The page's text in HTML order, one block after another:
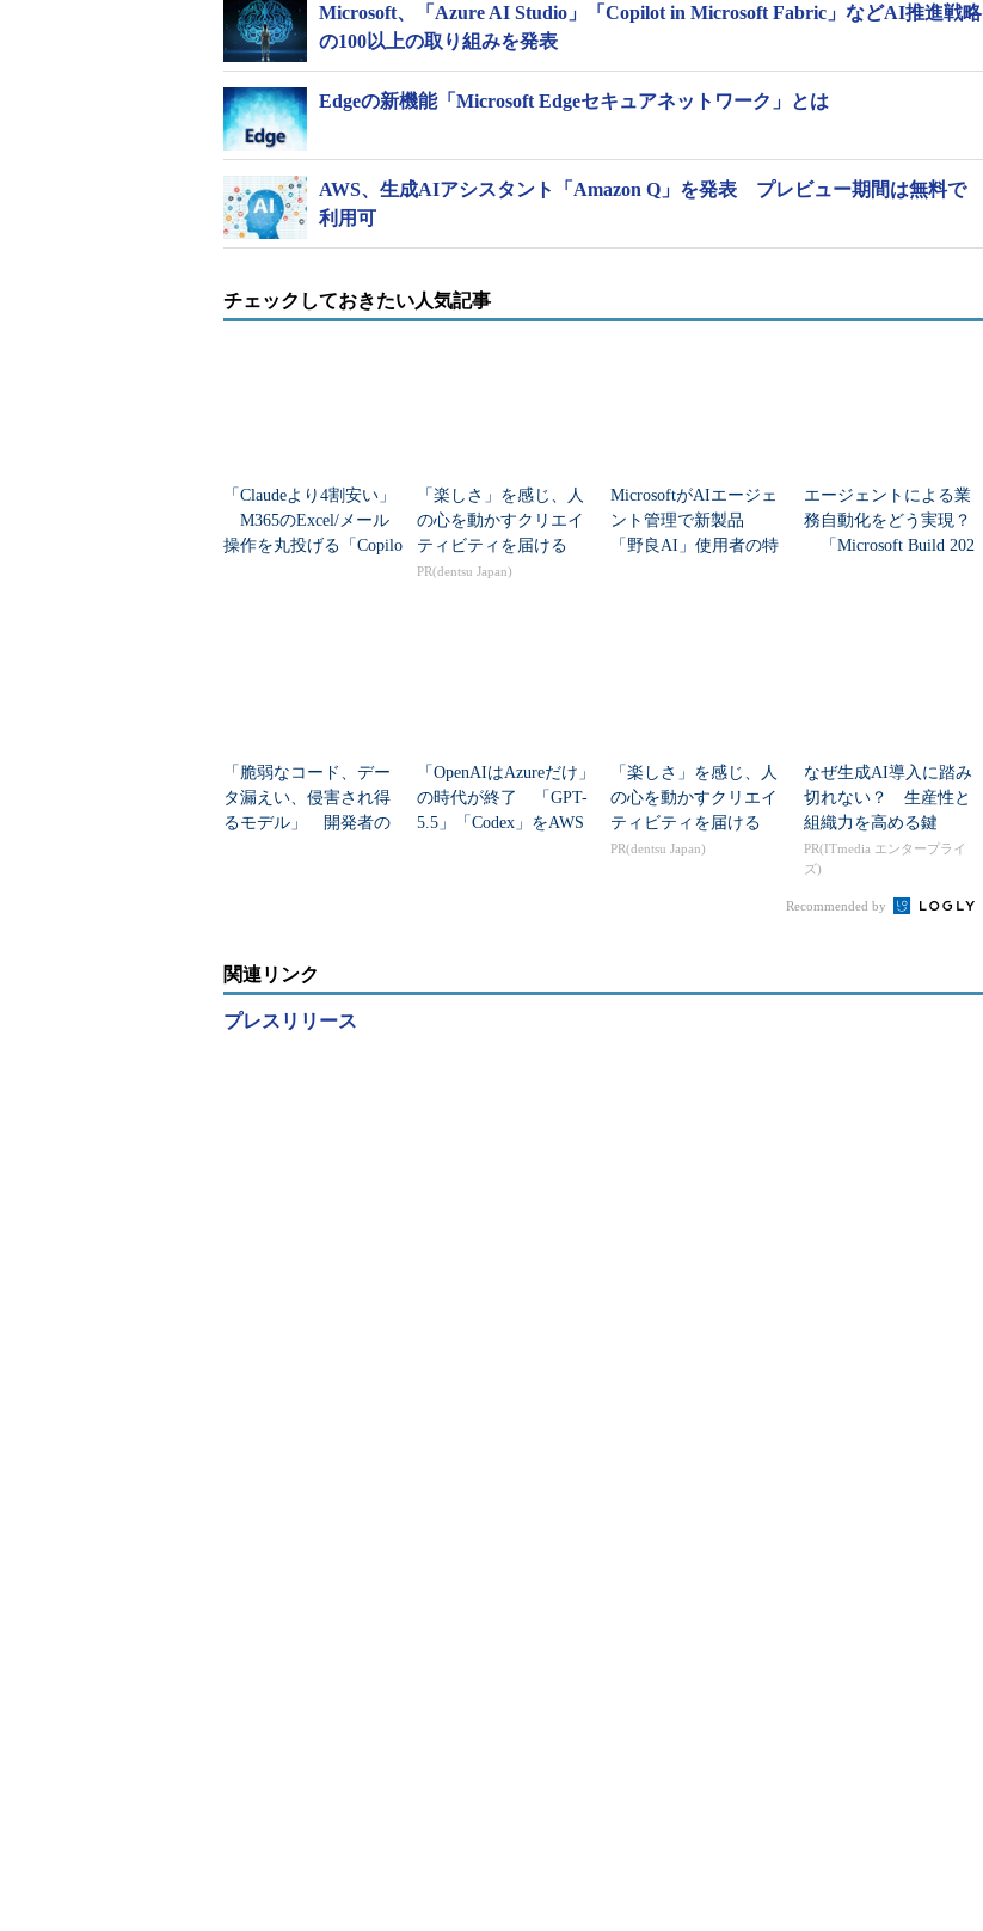
Microsoft、「Azure AI Studio」「Copilot in Microsoft Fabric」などAI推進戦略
の100以上の取り組みを発表
Edgeの新機能「Microsoft Edgeセキュアネットワーク」とは
AWS、生成AIアシスタント「Amazon Q」を発表 プレビュー期間は無料で
利用可
チェックしておきたい人気記事
「Claudeより4割安い」
M365のExcel/メール
操作を丸投げる「Copilo
「楽しさ」を感じ、人
の心を動かすクリエイ
ティビティを届ける
PR(dentsu Japan)
MicrosoftがAIエージェ
ント管理で新製品
「野良AI」使用者の特
エージェントによる業
務自動化をどう実現？
「Microsoft Build 202
「脆弱なコード、デー
タ漏えい、侵害され得
るモデル」 開発者の
「OpenAIはAzureだけ」
の時代が終了 「GPT-
5.5」「Codex」をAWS
「楽しさ」を感じ、人
の心を動かすクリエイ
ティビティを届ける
PR(dentsu Japan)
なぜ生成AI導入に踏み
切れない？ 生産性と
組織力を高める鍵
PR(ITmedia エンタープライ
ズ)
Recommended by
関連リンク
プレスリリース